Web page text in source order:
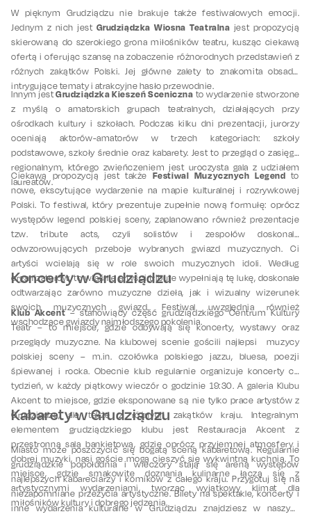
W pięknym Grudziądzu nie brakuje także festiwalowych emocji.
Jednym z nich jest Grudziądzka Wiosna Teatralna jest propozycją
skierowaną do szerokiego grona miłośników teatru, kusząc ciekawą
ofertą i oferując szansę na zobaczenie różnorodnych przedstawień z
różnych zakątków Polski. Jej główne zalety to znakomita obsada,
intrygujące tematy i atrakcyjne hasło przewodnie.
Innym jestGrudziądzka Kieszeń Sceniczna to wydarzenie stworzone
z myślą o amatorskich grupach teatralnych, działających przy
ośrodkach kultury i szkołach. Podczas kilku dni prezentacji, jurorzy
oceniają aktorów-amatorów w trzech kategoriach: szkoły
podstawowe, szkoły średnie oraz kabarety. Jest to przegląd o zasięgu
regionalnym, którego zwieńczeniem jest uroczysta gala z udziałem
laureatów.
Ciekawą propozycją jest także Festiwal Muzycznych Legend to
nowe, ekscytujące wydarzenie na mapie kulturalnej i rozrywkowej
Polski. To festiwal, który prezentuje zupełnie nową formułę: oprócz
występów legend polskiej sceny, zaplanowano również prezentacje
tzw. tribute acts, czyli solistów i zespołów doskonale
odwzorowujących przeboje wybranych gwiazd muzycznych. Ci
artyści wcielają się w role swoich muzycznych idoli. Według
organizatorów, to właśnie artyści tribute wypełniają tę lukę, doskonale
odtwarzając zarówno muzyczne dzieła, jak i wizualny wizerunek
swoich muzycznych gwiazd. Festiwal uwzględnia również
wschodzące gwiazdy najmłodszego pokolenia.
Koncerty w Grudziądzu
Klub Akcent– stanowiący część grudziądzkiego Centrum Kultury
Teatr – to miejsce, gdzie odbywają się koncerty, wystawy oraz
przeglądy muzyczne. Na klubowej scenie gościli najlepsi muzycy
polskiej sceny – m.in. czołówka polskiego jazzu, bluesa, poezji
śpiewanej i rocka. Obecnie klub regularnie organizuje koncerty co
tydzień, w każdy piątkowy wieczór o godzinie 19:30. A galeria Klubu
Akcent to miejsce, gdzie eksponowane są nie tylko prace artystów z
Grudziądza, ale także z różnych zakątków kraju. Integralnym
elementem grudziądzkiego klubu jest Restauracja Akcent z
przestronną salą bankietową, gdzie oprócz przyjemnej atmosfery i
dobrej muzyki, nasi goście mogą cieszyć się wykwintną kuchnią. To
miejsce, gdzie smakowite doznania kulinarne łączą się z
artystycznymi wydarzeniami, tworząc wyjątkowy klimat dla
miłośników kultury i dobrego jedzenia.
Kabarety w Grudziądzu
Miasto może poszczycić się bogatą sceną kabaretową. Regularnie
grudziądzkie popołudnia i wieczory stają się areną występów
najlepszych kabareciarzy i komików z całego kraju. Przygotuj się na
niezapomniane przeżycia artystyczne. Bilety na spektakle, koncerty i
inne wydarzenia kulturalne w Grudziądzu znajdziesz w naszym